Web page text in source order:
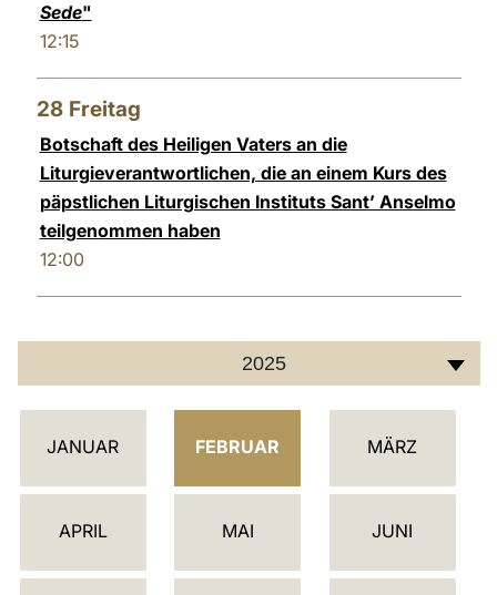
Sede"
12:15
28 Freitag
Botschaft des Heiligen Vaters an die
Liturgieverantwortlichen, die an einem Kurs des
päpstlichen Liturgischen Instituts Sant’ Anselmo
teilgenommen haben
12:00
2025
K
L
JANUAR FEBRUAR MÄRZ
APRIL MAI JUNI